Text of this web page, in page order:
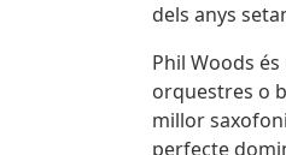
dels anys
Phil Woods
orquestres o
millor
perfecte